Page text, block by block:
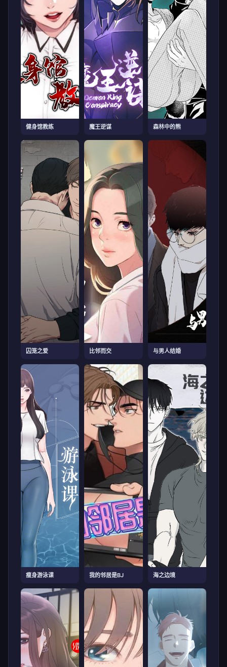
健身馆教练 魔王逆谋 森林中的熊
囚笼之爱 比邻而交 与男人结婚
瘦身游泳课 我的邻居是BJ 海之边境